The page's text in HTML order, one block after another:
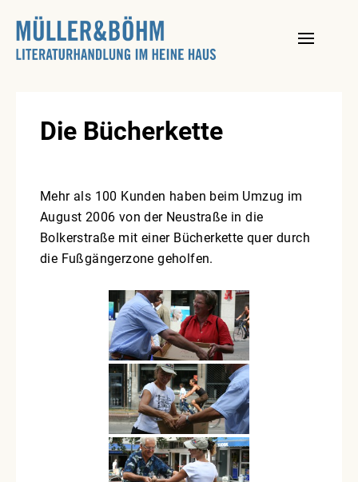
content
Die Bücherkette
Mehr als 100 Kunden haben beim Umzug im
August 2006 von der Neustraße in die
Bolkerstraße mit einer Bücherkette quer durch
die Fußgängerzone geholfen.